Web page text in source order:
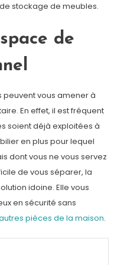
stockage de meubles.
de
peuvent vous amener à
En effet, il est fréquent
soient déjà exploitées à
en plus pour lequel
dont vous ne vous servez
de vous séparer, la
idoine. Elle vous
en sécurité sans
pièces de la maison.